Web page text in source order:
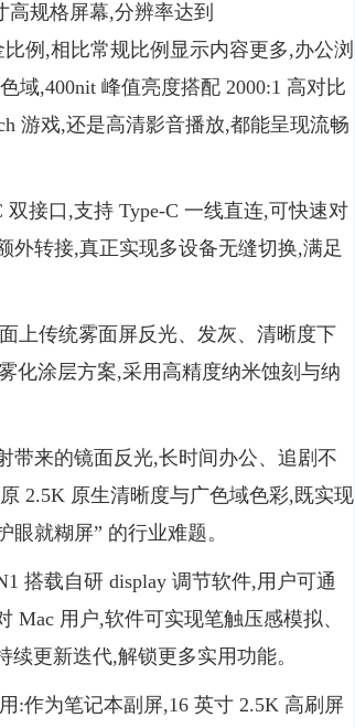
高规格屏幕,分辨率达到
例,相比常规比例显示内容更多,办公浏
域,400nit 峰值亮度搭配 2000:1 高对比
游戏,还是高清影音播放,都能呈现流畅
接口,支持 Type-C 一线直连,可快速对
外转接,真正实现多设备无缝切换,满足
上传统雾面屏反光、发灰、清晰度下
化涂层方案,采用高精度纳米蚀刻与纳
带来的镜面反光,长时间办公、追剧不
2.5K 原生清晰度与广色域色彩,既实现
就糊屏” 的行业难题。
搭载自研 display 调节软件,用户可通
Mac 用户,软件可实现笔触压感模拟、
更新迭代,解锁更多实用功能。
:作为笔记本副屏,16 英寸 2.5K 高刷屏